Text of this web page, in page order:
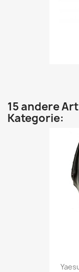
15 andere
Kategorie: